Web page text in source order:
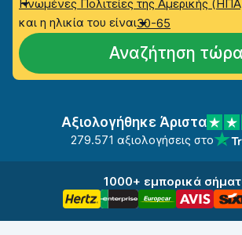
Ηνωμένες Πολιτείες της Αμερικής
και η ηλικία του είναι30-65
Αναζήτηση τώρα
Αξιολογήθηκε Άριστα
279.571 αξιολογήσεις στο
1000+ εμπορικά